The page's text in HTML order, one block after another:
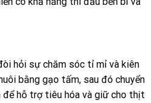
hỏi sự chăm sóc tỉ mỉ và kiên
bằng gạo tấm, sau đó chuyển
để hỗ trợ tiêu hóa và giữ cho thịt